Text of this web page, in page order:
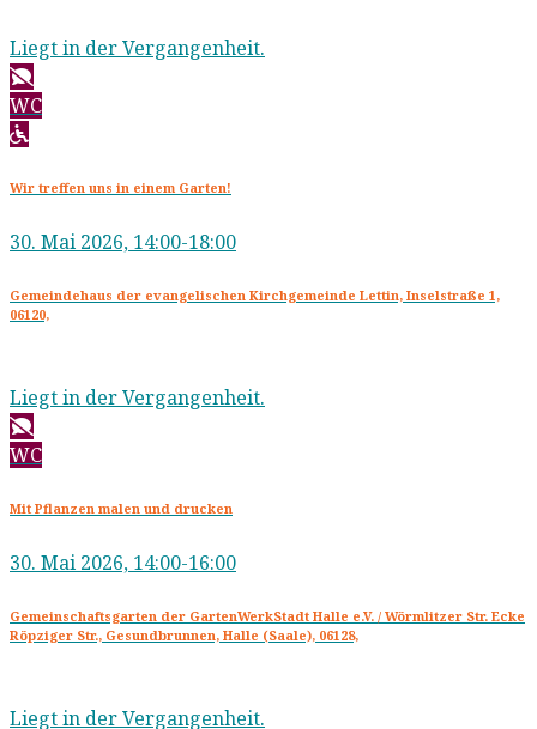
Liegt in der Vergangenheit.
WC
Wir treffen uns in einem Garten!
30. Mai 2026, 14:00-18:00
Gemeindehaus der evangelischen Kirchgemeinde Lettin, Inselstraße 1,
06120,
Liegt in der Vergangenheit.
WC
Mit Pflanzen malen und drucken
30. Mai 2026, 14:00-16:00
Gemeinschaftsgarten der GartenWerkStadt Halle e.V. / Wörmlitzer Str. Ecke
Röpziger Str., Gesundbrunnen, Halle (Saale), 06128,
Liegt in der Vergangenheit.